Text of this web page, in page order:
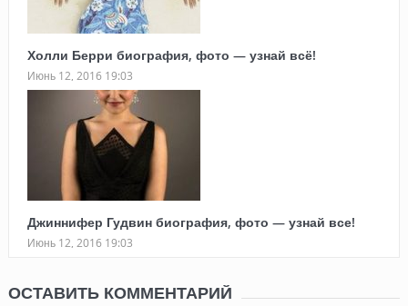
Холли Берри биография, фото — узнай всё!
Июнь 12, 2016 19:03
Джиннифер Гудвин биография, фото — узнай все!
Июнь 12, 2016 19:03
ОСТАВИТЬ КОММЕНТАРИЙ